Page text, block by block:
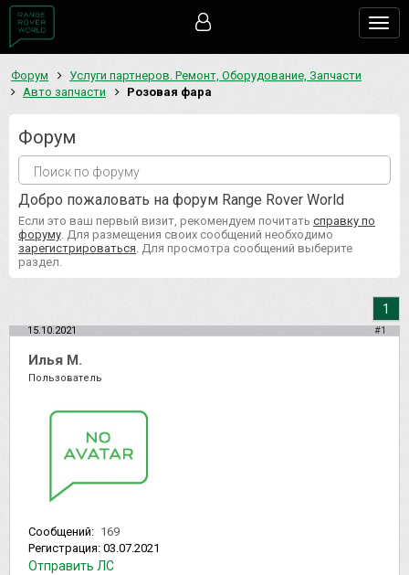
Форум
Услуги партнеров. Ремонт, Оборудование, Запчасти
Авто запчасти
Розовая фара
Форум
Добро пожаловать на форум Range Rover World
Если это ваш первый визит, рекомендуем почитать справку по
форуму . Для размещения своих сообщений необходимо
зарегистрироваться . Для просмотра сообщений выберите
раздел.
1
15.10.2021 #1
Илья М.
Пользователь
Сообщений: 169
Регистрация: 03.07.2021
Отправить ЛС